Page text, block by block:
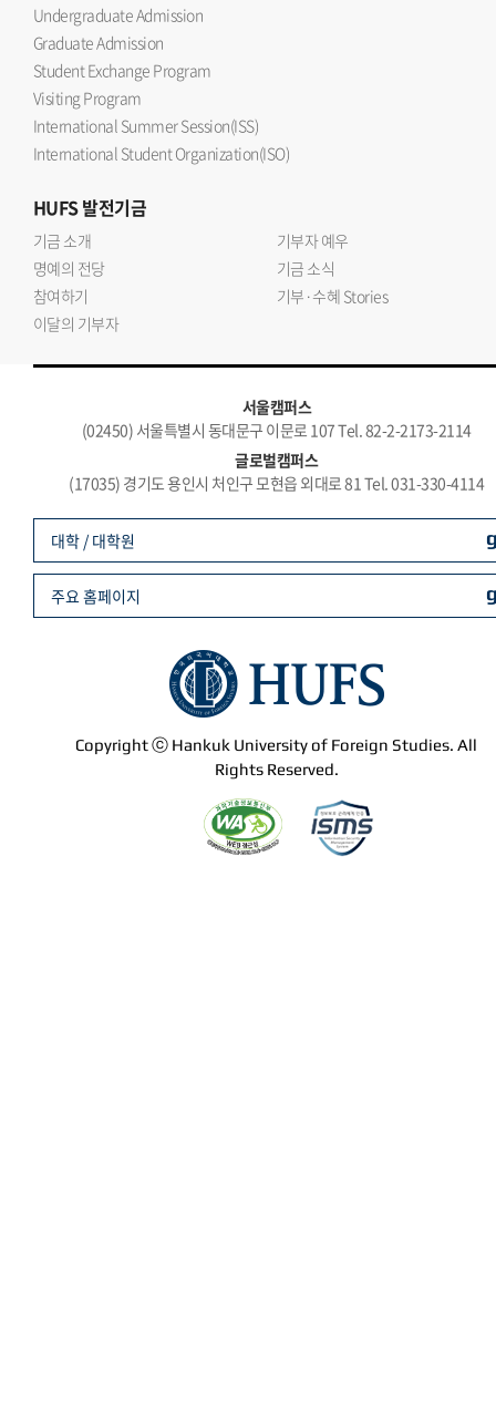
Undergraduate Admission
Graduate Admission
Student Exchange Program
Visiting Program
International Summer Session(ISS)
International Student Organization(ISO)
HUFS발전기금
기금 소개
기부자 예우
명예의 전당
기금 소식
참여하기
기부·수혜 Stories
이달의 기부자
서울캠퍼스
(02450) 서울특별시 동대문구 이문로 107 Tel. 82-2-2173-2114
글로벌캠퍼스
(17035) 경기도 용인시 처인구 모현읍 외대로 81 Tel. 031-330-4114
Copyright ⓒ Hankuk University of Foreign Studies. All
Rights Reserved.
대학 / 대학원
주요 홈페이지